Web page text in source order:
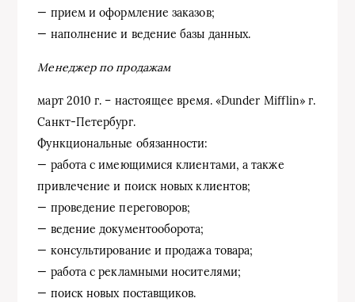
— прием и оформление заказов;
— наполнение и ведение базы данных.
Менеджер по продажам
март 2010 г. – настоящее время. «Dunder Mifflin» г.
Санкт-Петербург.
Функциональные обязанности:
— работа с имеющимися клиентами, а также
привлечение и поиск новых клиентов;
— проведение переговоров;
— ведение документооборота;
— консультирование и продажа товара;
— работа с рекламными носителями;
— поиск новых поставщиков.